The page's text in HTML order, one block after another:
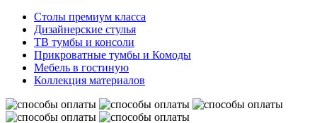
Столы премиум класса
Дизайнерские стулья
ТВ тумбы и консоли
Прикроватные тумбы и Комоды
Мебель в гостиную
Коллекция материалов